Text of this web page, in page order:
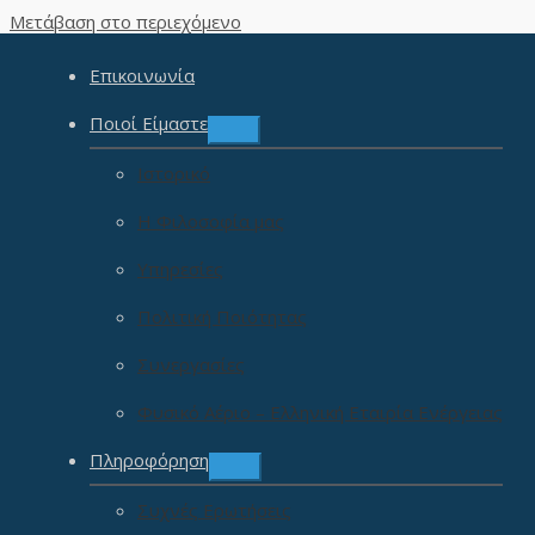
Μετάβαση στο περιεχόμενο
Επικοινωνία
Ποιοί Είμαστε
Ιστορικό
Η Φιλοσοφία μας
Υπηρεσίες
Πολιτική Ποιότητας
Συνεργασίες
Φυσικό Αέριο – Ελληνική Εταιρία Ενέργειας
Πληροφόρηση
Συχνές Ερωτήσεις
Ανταλλακτικό
Φίλτρα Νερού